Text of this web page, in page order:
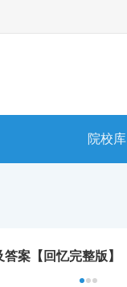
院校库
案【回忆完整版】